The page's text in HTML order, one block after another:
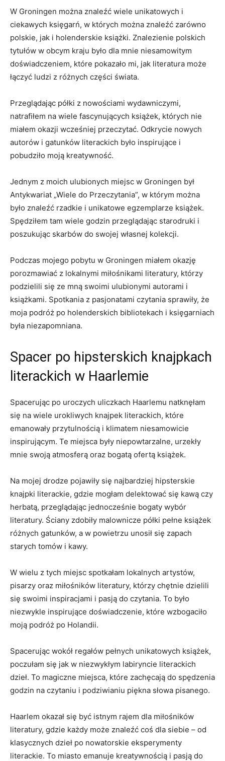
W Groningen można znaleźć wiele unikatowych i
ciekawych księgarń, w których można znaleźć zarówno
polskie, jak i holenderskie książki. ⁣Znalezienie polskich
tytułów w obcym kraju było ⁣dla mnie⁢ niesamowitym
doświadczeniem, które pokazało mi, jak literatura może
łączyć ludzi​ z różnych części świata.
Przeglądając półki​ z nowościami⁣ wydawniczymi,
natrafiłem na wiele fascynujących⁢ książek, których nie
miałem okazji wcześniej przeczytać. Odkrycie nowych
autorów i gatunków literackich ⁤było inspirujące i⁢
pobudziło moją kreatywność.
Jednym z moich ulubionych miejsc​ w⁤ Groningen był
Antykwariat „Wiele ⁢do Przeczytania”,​ w którym można
było znaleźć​ rzadkie i unikatowe egzemplarze książek.
Spędziłem⁣ tam ‍wiele godzin przeglądając starodruki i
poszukując skarbów do swojej własnej kolekcji.
Podczas mojego pobytu w Groningen⁤ miałem okazję
⁤porozmawiać z lokalnymi miłośnikami literatury, którzy
podzielili się ze mną swoimi ulubionymi autorami i⁢
książkami. ‍Spotkania z pasjonatami czytania sprawiły, że⁣
moja podróż ‍po holenderskich bibliotekach i księgarniach
była‌ niezapomniana.
Spacer po ‍hipsterskich knajpkach
literackich w⁤ Haarlemie
Spacerując po uroczych uliczkach Haarlemu natknęłam
się na wiele urokliwych knajpek literackich, ⁢które
emanowały przytulnością i klimatem niesamowicie
inspirującym.​ Te miejsca ‌były niepowtarzalne, ‍urzekły⁣
mnie swoją atmosferą oraz bogatą ofertą ⁣książek.
Na mojej drodze pojawiły się ​najbardziej hipsterskie
knajpki literackie, gdzie mogłam delektować się ⁤kawą czy
herbatą, przeglądając jednocześnie bogaty wybór
literatury. ​Ściany⁣ zdobiły malownicze półki pełne książek
różnych gatunków, a w powietrzu‌ unosił⁣ się ‍zapach
starych tomów i kawy.
W wielu z tych miejsc spotkałam lokalnych ‍artystów,
pisarzy oraz miłośników literatury, którzy chętnie dzielili
się swoimi inspiracjami​ i pasją do‌ czytania.⁤ To ‍było
‍niezwykle inspirujące ⁣doświadczenie, które ⁢wzbogaciło
moją podróż po Holandii.
Spacerując wokół regałów pełnych unikatowych książek,‍
poczułam się jak w niezwykłym labiryncie literackich
dzieł. To magiczne miejsca, które zachęcają do spędzenia
godzin na⁢ czytaniu i podziwianiu piękna słowa pisanego.
Haarlem okazał się być istnym rajem⁤ dla miłośników
literatury, gdzie każdy może znaleźć coś ‌dla siebie – od
klasycznych dzieł po nowatorskie eksperymenty
literackie. To ⁢miasto⁤ emanuje kreatywnością‍ i pasją do